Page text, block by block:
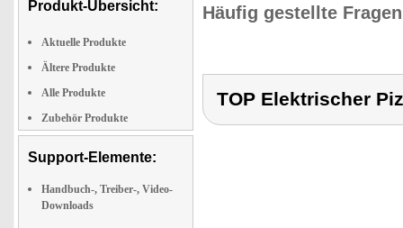
Produkt-Übersicht:
Aktuelle Produkte
Ältere Produkte
Alle Produkte
Zubehör Produkte
Support-Elemente:
Handbuch-, Treiber-, Video-
Downloads
Häufig gestellte
TOP Elektrischer